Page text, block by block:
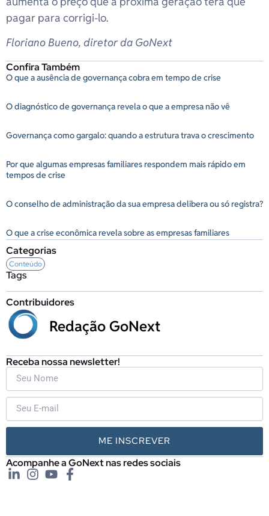
Categorias
Conteúdo
Tags
Contribuidores
Redação GoNext
Receba nossa newsletter!
ME INSCREVER
Acompanhe a GoNext nas redes sociais
Confira Também
O que a ausência de governança cobra em tempo de crise
O diagnóstico de governança revela o que a empresa não vê
Governança como gargalo: quando a estrutura trava o crescimento
Por que algumas empresas familiares respondem mais rápido em
tempos de crise
O conselho de administração da sua empresa delibera ou só registra?
O que a crise econômica revela sobre as empresas familiares
pagar para corrigi-lo.
Floriano Bueno, diretor da GoNext